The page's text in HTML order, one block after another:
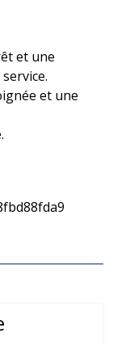
et une
et une